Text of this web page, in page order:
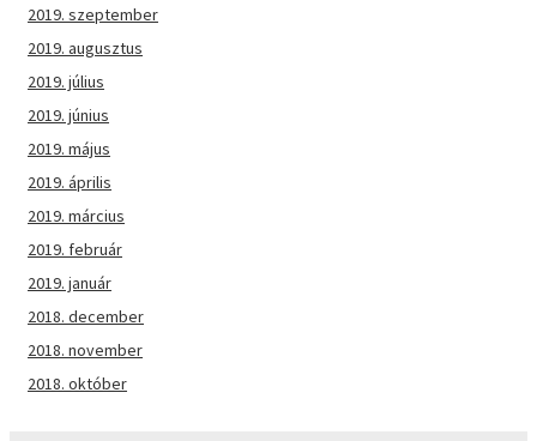
2019. szeptember
2019. augusztus
2019. július
2019. június
2019. május
2019. április
2019. március
2019. február
2019. január
2018. december
2018. november
2018. október